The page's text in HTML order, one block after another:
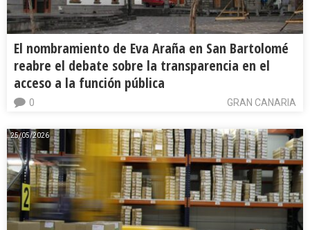
El nombramiento de Eva Araña en San Bartolomé
reabre el debate sobre la transparencia en el
acceso a la función pública
GRAN CANARIA
0
25/05/2026